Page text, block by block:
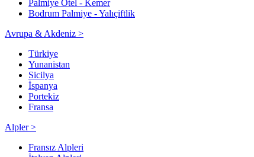
Palmiye Otel - Kemer
Bodrum Palmiye - Yalıçiftlik
Avrupa & Akdeniz >
Türkiye
Yunanistan
Sicilya
İspanya
Portekiz
Fransa
Alpler >
Fransız Alpleri